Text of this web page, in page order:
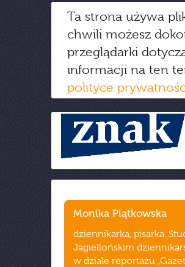
Ta strona używa
chwili możesz
przeglądarki
informacji na ten
polityce
Monika Piątkowska
dziennikarka, pisarka.
Jagiellońskim
w dziale reportażu